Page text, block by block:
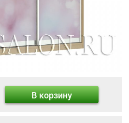
В корзину